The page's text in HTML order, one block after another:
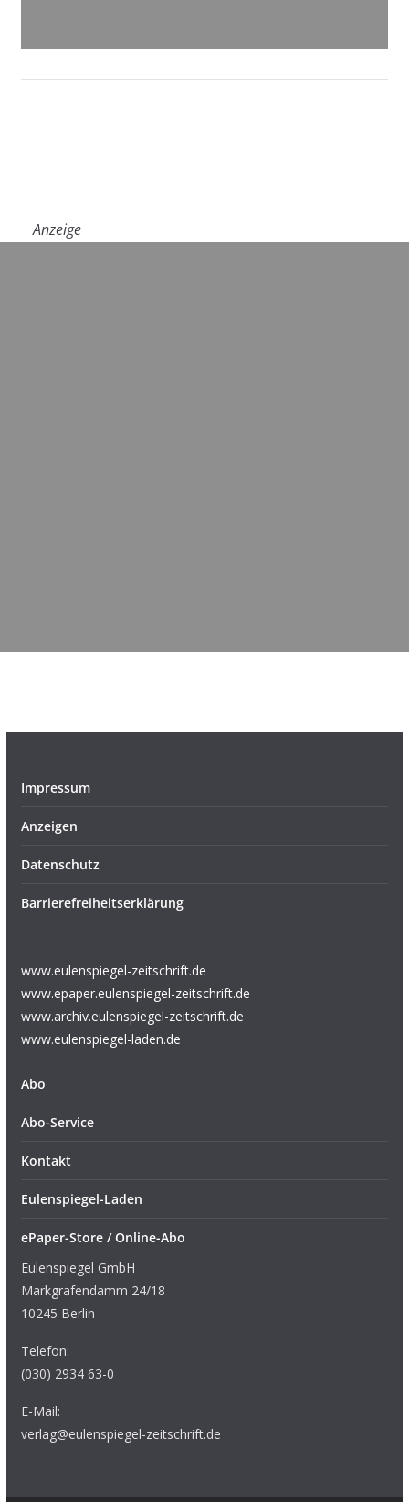
Anzeige
Impressum
Anzeigen
Datenschutz
Barrierefreiheitserklärung
www.eulenspiegel-zeitschrift.de
www.epaper.eulenspiegel-zeitschrift.de
www.archiv.eulenspiegel-zeitschrift.de
www.eulenspiegel-laden.de
Abo
Abo-Service
Kontakt
Eulenspiegel-Laden
ePaper-Store / Online-Abo
Eulenspiegel GmbH
Markgrafendamm 24/18
10245 Berlin
Telefon:
(030) 2934 63-0
E-Mail:
verlag@eulenspiegel-zeitschrift.de